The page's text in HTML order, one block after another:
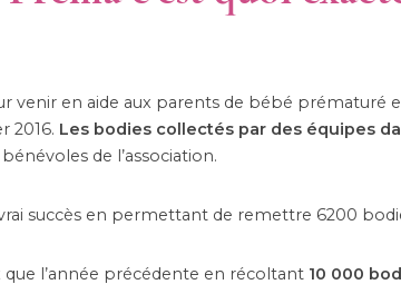
venir en aide aux parents de bébé prématuré
2016. Les bodies collectés par des équipes
de l’association.
succès en permettant de remettre 6200
l’année précédente en récoltant 10 000